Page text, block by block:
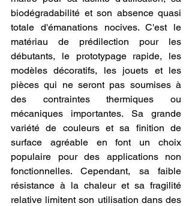
biodégradabilité et son absence quasi
totale d'émanations nocives. C'est le
matériau de prédilection pour les
débutants, le prototypage rapide, les
modèles décoratifs, les jouets et les
pièces qui ne seront pas soumises à
des contraintes thermiques ou
mécaniques importantes. Sa grande
variété de couleurs et sa finition de
surface agréable en font un choix
populaire pour des applications non
fonctionnelles. Cependant, sa faible
résistance à la chaleur et sa fragilité
relative limitent son utilisation dans des